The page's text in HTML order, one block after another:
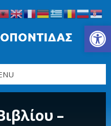
Ανοίξτε τη γραμμή εργαλείων
–